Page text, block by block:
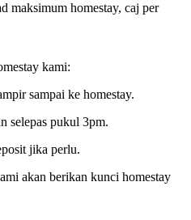
maksimum homestay, caj per
kami:
sampai ke homestay.
selepas pukul 3pm.
jika perlu.
akan berikan kunci homestay